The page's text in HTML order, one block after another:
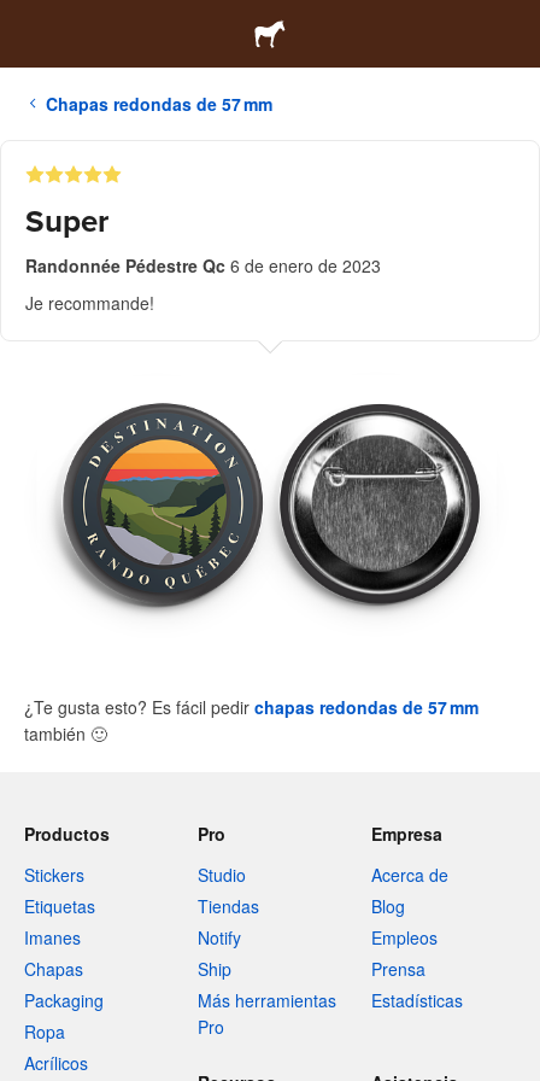
Chapas redondas de 57 mm
Super
Randonnée Pédestre Qc 6 de enero de 2023
Je recommande!
¿Te gusta esto? Es fácil pedir chapas redondas de 57 mm
también 🙂
Productos
Stickers
Etiquetas
Imanes
Chapas
Packaging
Ropa
Acrílicos
Pro
Studio
Tiendas
Notify
Ship
Más herramientas
Pro
Empresa
Acerca de
Blog
Empleos
Prensa
Estadísticas